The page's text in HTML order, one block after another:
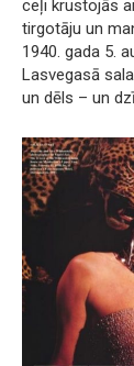
ceļi krustojās
tirgotāju un
1940. gada 5.
Lasvegasā
un dēls – un